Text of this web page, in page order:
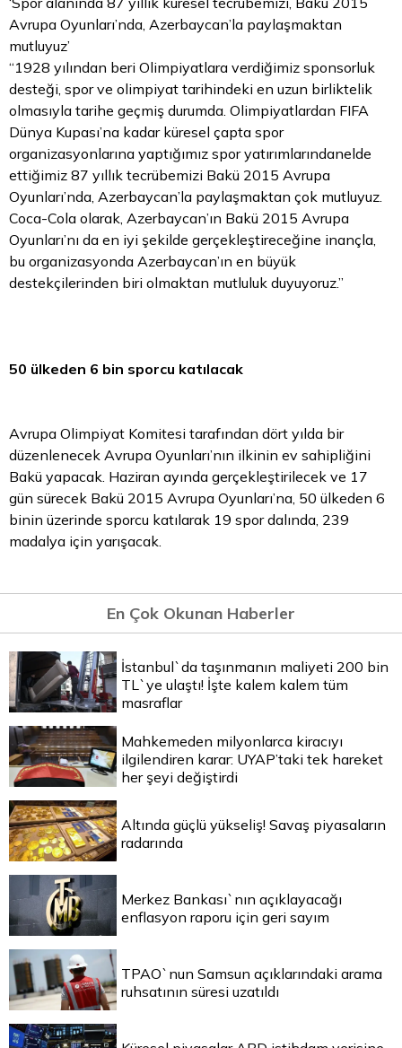
Avrupa Oyunları’nda, Azerbaycan’la paylaşmaktan
mutluyuz’
“1928 yılından beri Olimpiyatlara verdiğimiz sponsorluk
desteği, spor ve olimpiyat tarihindeki en uzun birliktelik
olmasıyla tarihe geçmiş durumda. Olimpiyatlardan FIFA
Dünya Kupası’na kadar küresel çapta spor
organizasyonlarına yaptığımız spor yatırımlarındanelde
ettiğimiz 87 yıllık tecrübemizi Bakü 2015 Avrupa
Oyunları’nda, Azerbaycan’la paylaşmaktan çok mutluyuz.
Coca-Cola olarak, Azerbaycan’ın Bakü 2015 Avrupa
Oyunları’nı da en iyi şekilde gerçekleştireceğine inançla,
bu organizasyonda Azerbaycan’ın en büyük
destekçilerinden biri olmaktan mutluluk duyuyoruz.”
50 ülkeden 6 bin sporcu katılacak
Avrupa Olimpiyat Komitesi tarafından dört yılda bir
düzenlenecek Avrupa Oyunları’nın ilkinin ev sahipliğini
Bakü yapacak. Haziran ayında gerçekleştirilecek ve 17
gün sürecek Bakü 2015 Avrupa Oyunları’na, 50 ülkeden 6
binin üzerinde sporcu katılarak 19 spor dalında, 239
madalya için yarışacak.
En Çok Okunan Haberler
İstanbul`da taşınmanın maliyeti 200 bin
TL`ye ulaştı! İşte kalem kalem tüm
masraflar
Mahkemeden milyonlarca kiracıyı
ilgilendiren karar: UYAP’taki tek hareket
her şeyi değiştirdi
Altında güçlü yükseliş! Savaş piyasaların
radarında
Merkez Bankası`nın açıklayacağı
enflasyon raporu için geri sayım
TPAO`nun Samsun açıklarındaki arama
ruhsatının süresi uzatıldı